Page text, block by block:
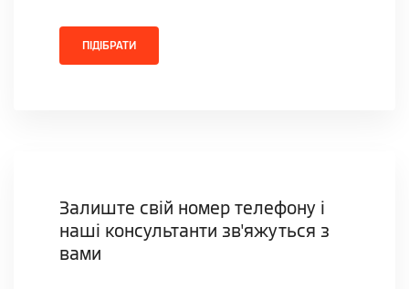
ПІДІБРАТИ
Залиште свій номер телефону і
наші консультанти зв'яжуться з
вами